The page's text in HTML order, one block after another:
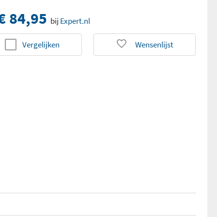
84,95 bij Expert.nl
Vergelijken Wensenlijst